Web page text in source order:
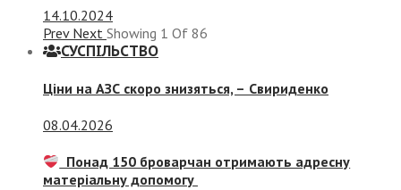
14.10.2024
Prev Next Showing 1 Of 86
СУСПIЛЬСТВО
Ціни на АЗС скоро знизяться, – Свириденко
08.04.2026
Понад 150 броварчан отримають адресну
матеріальну допомогу